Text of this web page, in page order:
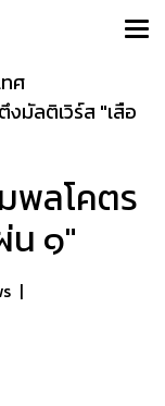
ศ
มัลติเวิร์ส "เสือ
พลโคตร
น ๑"
|